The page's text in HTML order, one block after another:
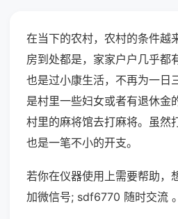
在当下的农村，农村的条件越
房到处都是，家家户户几乎都
也是过小康生活，不再为一日
是村里一些妇女或者有退休金
村里的麻将馆去打麻将。虽然
也是一笔不小的开支。
若你在仪器使用上需要帮助，
加微信号; sdf6770 随时交流 。